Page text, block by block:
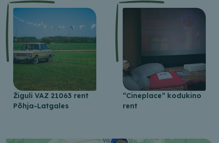
Žiguli VAZ 21063 rent
Põhja-Latgales
“Cineplace” kodukino
rent